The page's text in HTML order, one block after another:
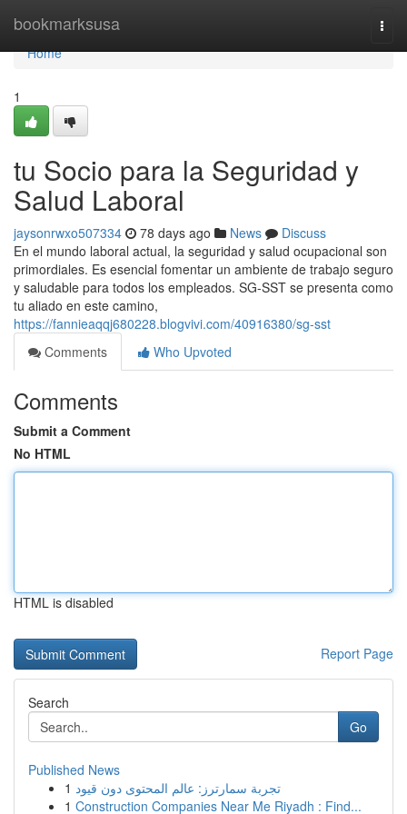
bookmarksusa
Home
Home
1
tu Socio para la Seguridad y
Salud Laboral
jaysonrwxo507334 78 days ago News
Discuss
En el mundo laboral actual, la seguridad y salud ocupacional son
primordiales. Es esencial fomentar un ambiente de trabajo seguro
y saludable para todos los empleados. SG-SST se presenta como
tu aliado en este camino,
https://fannieaqqj680228.blogvivi.com/40916380/sg-sst
Comments
Who Upvoted
Comments
Submit a Comment
No HTML
HTML is disabled
Report Page
Search
Go
Published News
1 تجربة سمارترز: عالم المحتوى دون قيود
1 Construction Companies Near Me Riyadh : Find...